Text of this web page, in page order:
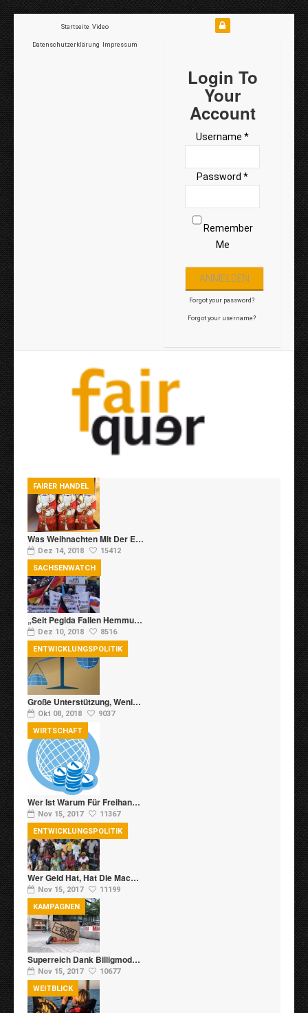
Startseite Video
Datenschutzerklärung Impressum
Login To
Your
Account
Username *
Password *
Remember
Me
Forgot your password?
Forgot your username?
Was Weihnachten Mit Der E…
Dez 14, 2018 15412
FAIRER HANDEL
„Seit Pegida Fallen Hemmu…
Dez 10, 2018 8516
SACHSENWATCH
Große Unterstützung, Weni…
Okt 08, 2018 9037
ENTWICKLUNGSPOLITIK
Wer Ist Warum Für Freihan…
Nov 15, 2017 11367
WIRTSCHAFT
Wer Geld Hat, Hat Die Mac…
Nov 15, 2017 11199
ENTWICKLUNGSPOLITIK
Superreich Dank Billigmod…
Nov 15, 2017 10677
KAMPAGNEN
WEITBLICK